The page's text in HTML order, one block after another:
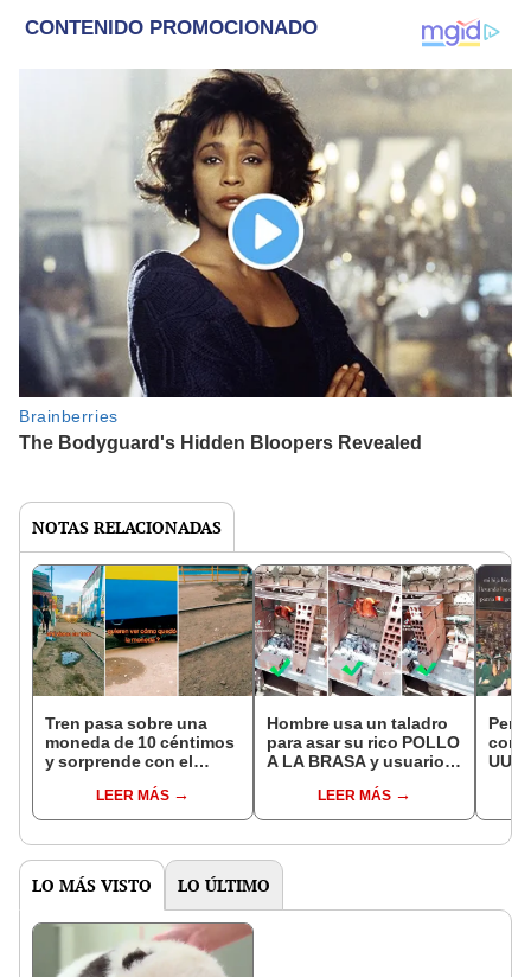
NOTAS RELACIONADAS
Tren pasa sobre una
moneda de 10 céntimos
y sorprende con el
medalla”LEER MÁS
Hombre usa un taladro
para asar su rico POLLO
A LA BRASA y usuarios
la NASA”LEER MÁS
UU.
LO MÁS VISTO LO ÚLTIMO